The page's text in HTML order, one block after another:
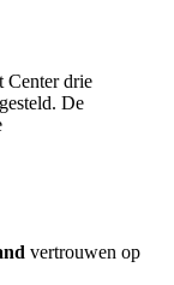
Center drie
De
vertrouwen op